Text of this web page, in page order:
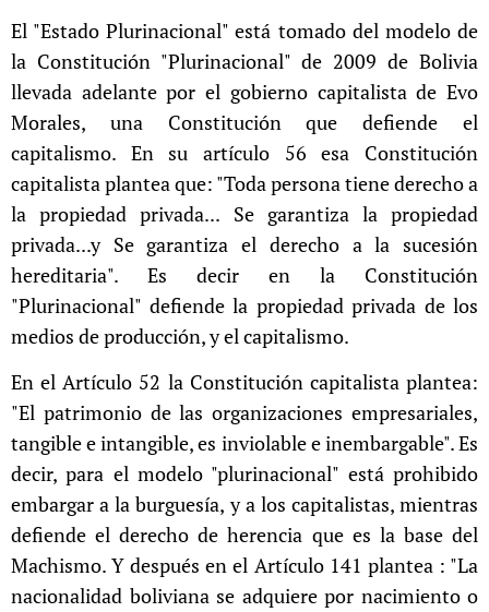
El "Estado Plurinacional" está tomado del modelo de
la Constitución "Plurinacional" de 2009 de Bolivia
llevada adelante por el gobierno capitalista de Evo
Morales, una Constitución que defiende el
capitalismo. En su artículo 56 esa Constitución
capitalista plantea que: "Toda persona tiene derecho a
la propiedad privada... Se garantiza la propiedad
privada...y Se garantiza el derecho a la sucesión
hereditaria". Es decir en la Constitución
"Plurinacional" defiende la propiedad privada de los
medios de producción, y el capitalismo.
En el Artículo 52 la Constitución capitalista plantea:
"El patrimonio de las organizaciones empresariales,
tangible e intangible, es inviolable e inembargable". Es
decir, para el modelo "plurinacional" está prohibido
embargar a la burguesía, y a los capitalistas, mientras
defiende el derecho de herencia que es la base del
Machismo. Y después en el Artículo 141 plantea : "La
nacionalidad boliviana se adquiere por nacimiento o